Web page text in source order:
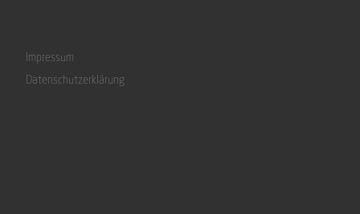
Impressum
Datenschutzerklärung